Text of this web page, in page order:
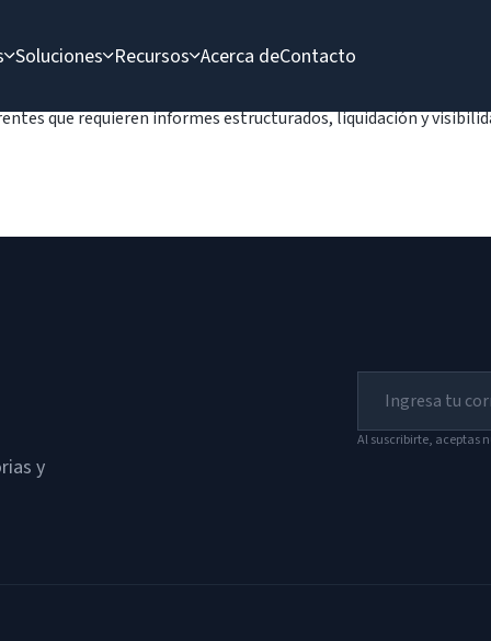
Soluciones Recursos Acerca deContacto
que requieren informes estructurados, liquidación y
y
Al suscribirte, aceptas